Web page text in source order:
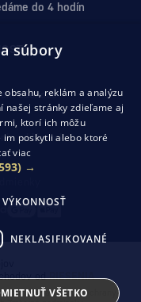
do 4 hodín
obchode
od Heureka
odRIESENIA
uplatňujú saPravidlá ochrany
súbory
obsahu, reklám a analýzu
našej stránky zdieľame aj
ktorí ich môžu
poskytli alebo ktoré
viac
→
VÝKONNOSŤ
NEKLASIFIKOVANÉ
VŠETKO